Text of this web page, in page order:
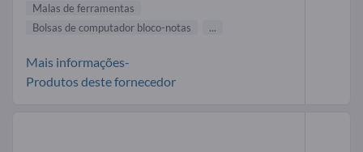
Malas de ferramentas
Bolsas de computador bloco-notas
...
Mais informações-
Produtos deste fornecedor